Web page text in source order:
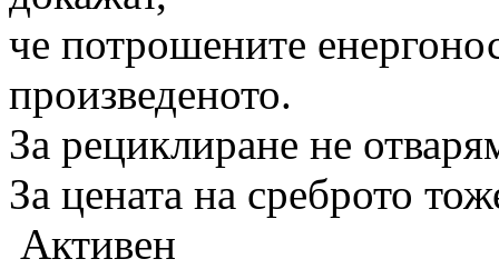
че потрошените
произведеното.
За рециклиране не
За цената на среброто
Активен